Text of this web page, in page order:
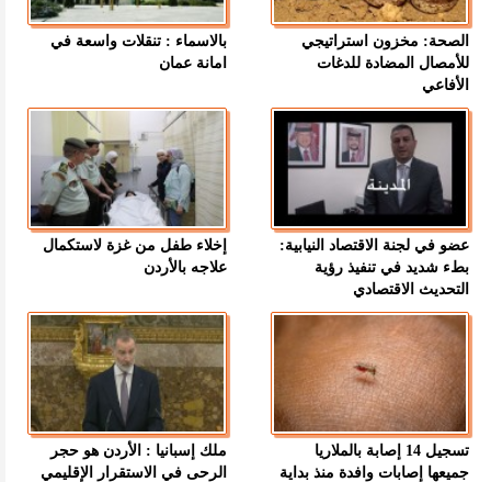
الصحة: مخزون استراتيجي
للأمصال المضادة للدغات
الأفاعي
بالاسماء : تنقلات واسعة في
امانة عمان
عضو في لجنة الاقتصاد النيابية:
بطء شديد في تنفيذ رؤية
التحديث الاقتصادي
إخلاء طفل من غزة لاستكمال
علاجه بالأردن
تسجيل 14 إصابة بالملاريا
جميعها إصابات وافدة منذ بداية
ملك إسبانيا : الأردن هو حجر
الرحى في الاستقرار الإقليمي